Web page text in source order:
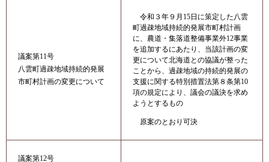
議案第11号
八雲町過疎地域持続的発展
市町村計画の変更について
令和３年９月15日に策定した八雲
町過疎地域持続的発展市町村計画
に、農道・集落道整備事業外12事業
を追加するにあたり、当該計画の変
更について北海道との協議が整った
ことから、過疎地域の持続的発展の
支援に関する特別措置法第８条第10
項の規定により、議会の議決を求め
ようとするもの
原案のとおり可決
議案第12号